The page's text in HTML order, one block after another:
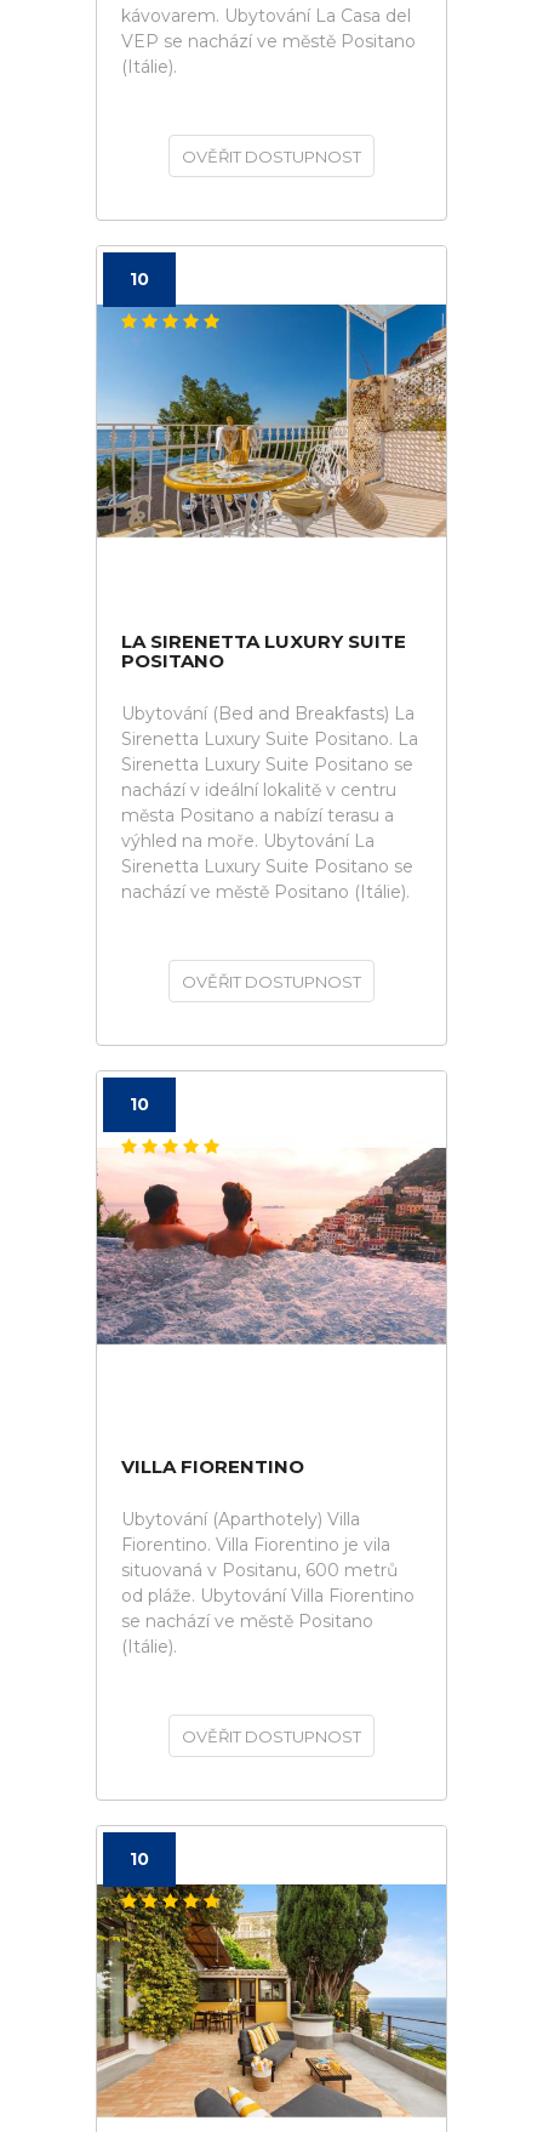
kávovarem. Ubytování La Casa del
VEP se nachází ve městě Positano
(Itálie).
OVĚŘIT DOSTUPNOST
10
LA SIRENETTA LUXURY SUITE
POSITANO
Ubytování (Bed and Breakfasts) La
Sirenetta Luxury Suite Positano. La
Sirenetta Luxury Suite Positano se
nachází v ideální lokalitě v centru
města Positano a nabízí terasu a
výhled na moře. Ubytování La
Sirenetta Luxury Suite Positano se
nachází ve městě Positano (Itálie).
OVĚŘIT DOSTUPNOST
10
VILLA FIORENTINO
Ubytování (Aparthotely) Villa
Fiorentino. Villa Fiorentino je vila
situovaná v Positanu, 600 metrů
od pláže. Ubytování Villa Fiorentino
se nachází ve městě Positano
(Itálie).
OVĚŘIT DOSTUPNOST
10